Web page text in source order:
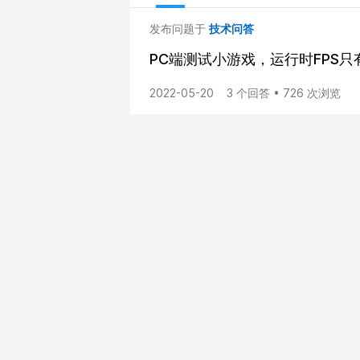
发布问题于 技术问答
PC端测试小游戏，运行时FPS只
2022-05-20 3 个回答 • 726 次浏览